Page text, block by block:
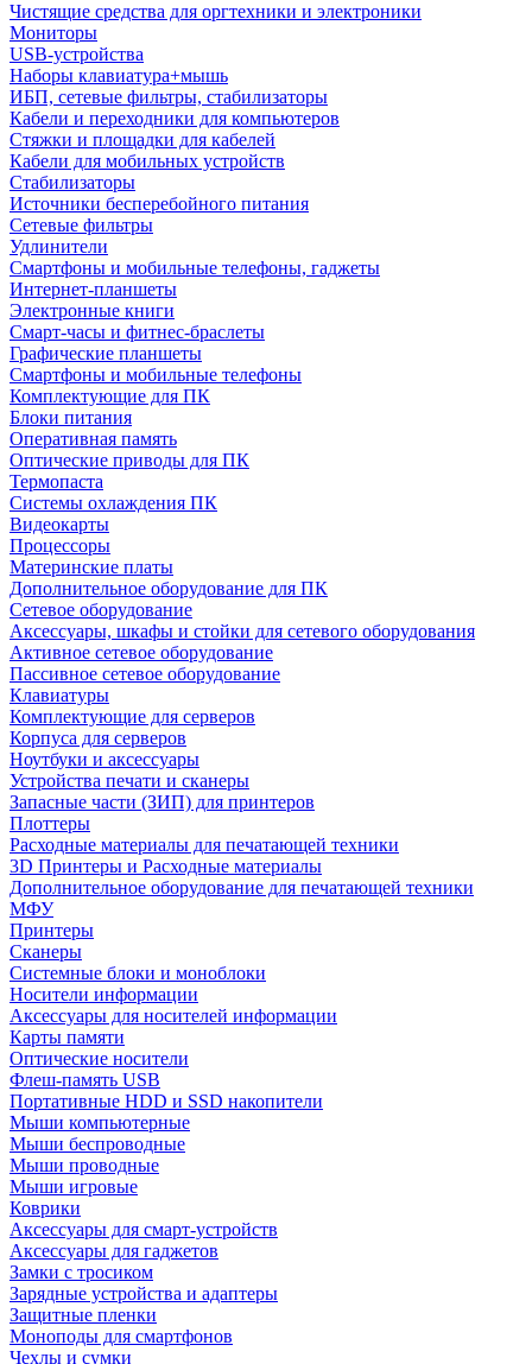
Чистящие средства для оргтехники и электроники
Мониторы
USB-устройства
Наборы клавиатура+мышь
ИБП, сетевые фильтры, стабилизаторы
Кабели и переходники для компьютеров
Стяжки и площадки для кабелей
Кабели для мобильных устройств
Стабилизаторы
Источники бесперебойного питания
Сетевые фильтры
Удлинители
Смартфоны и мобильные телефоны, гаджеты
Интернет-планшеты
Электронные книги
Смарт-часы и фитнес-браслеты
Графические планшеты
Смартфоны и мобильные телефоны
Комплектующие для ПК
Блоки питания
Оперативная память
Оптические приводы для ПК
Термопаста
Системы охлаждения ПК
Видеокарты
Процессоры
Материнские платы
Дополнительное оборудование для ПК
Сетевое оборудование
Аксессуары, шкафы и стойки для сетевого оборудования
Активное сетевое оборудование
Пассивное сетевое оборудование
Клавиатуры
Комплектующие для серверов
Корпуса для серверов
Ноутбуки и аксессуары
Устройства печати и сканеры
Запасные части (ЗИП) для принтеров
Плоттеры
Расходные материалы для печатающей техники
3D Принтеры и Расходные материалы
Дополнительное оборудование для печатающей техники
МФУ
Принтеры
Сканеры
Системные блоки и моноблоки
Носители информации
Аксессуары для носителей информации
Карты памяти
Оптические носители
Флеш-память USB
Портативные HDD и SSD накопители
Мыши компьютерные
Мыши беспроводные
Мыши проводные
Мыши игровые
Коврики
Аксессуары для смарт-устройств
Аксессуары для гаджетов
Замки с тросиком
Зарядные устройства и адаптеры
Защитные пленки
Моноподы для смартфонов
Чехлы и сумки